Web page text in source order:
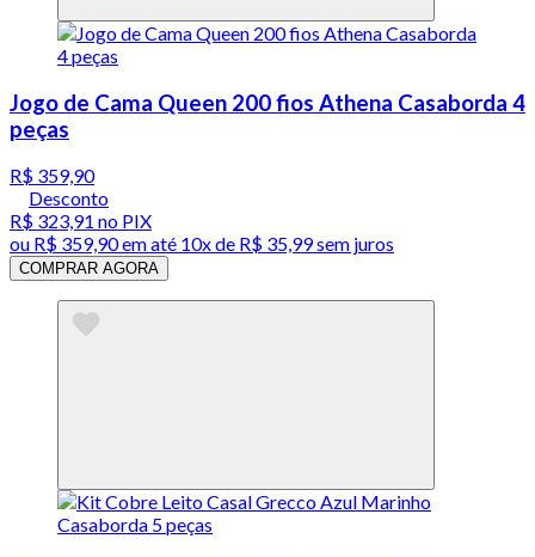
Jogo de Cama Queen 200 fios Athena Casaborda 4
peças
R$ 359,90
Desconto
R$ 323,91 no PIX
ou R$ 359,90em até 10x de R$ 35,99 sem juros
COMPRAR AGORA